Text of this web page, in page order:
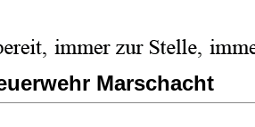
Marschacht